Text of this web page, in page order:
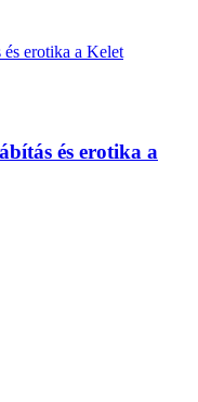
és erotika a